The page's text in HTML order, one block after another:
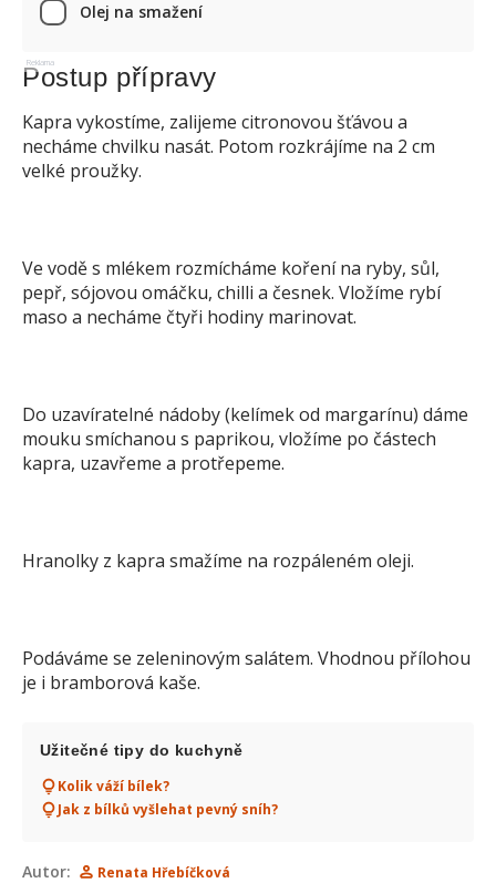
Olej na smažení
Reklama
Postup přípravy
Kapra vykostíme, zalijeme citronovou šťávou a
necháme chvilku nasát. Potom rozkrájíme na 2 cm
velké proužky.
Ve vodě s mlékem rozmícháme koření na ryby, sůl,
pepř, sójovou omáčku, chilli a česnek. Vložíme rybí
maso a necháme čtyři hodiny marinovat.
Do uzavíratelné nádoby (kelímek od margarínu) dáme
mouku smíchanou s paprikou, vložíme po částech
kapra, uzavřeme a protřepeme.
Hranolky z kapra smažíme na rozpáleném oleji.
Podáváme se zeleninovým salátem. Vhodnou přílohou
je i bramborová kaše.
Užitečné tipy do kuchyně
Kolik váží bílek?
Jak z bílků vyšlehat pevný sníh?
Autor: Renata Hřebíčková